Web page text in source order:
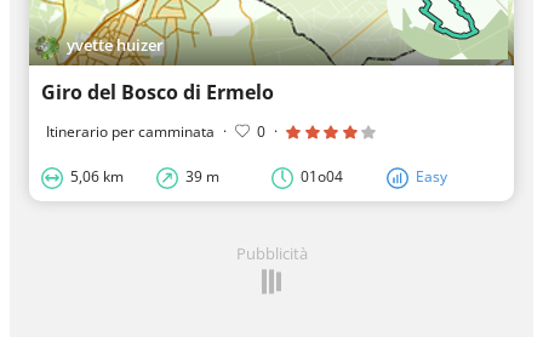
yvette huizer
Giro del Bosco di Ermelo
Itinerario per camminata · 0 ·
5,06 km 39 m 01o04 Easy
Pubblicità